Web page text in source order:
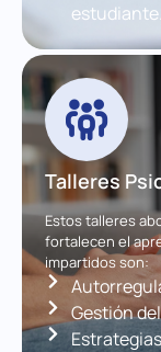
estudiante.
Talleres
Estos talleres
fortalecen el
impartidos son:
Gestión